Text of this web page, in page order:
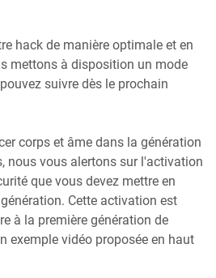
hack de manière optimale et en
mettons à disposition un mode
suivre dès le prochain
corps et âme dans la génération
nous vous alertons sur l'activation
que vous devez mettre en
Cette activation est
à la première génération de
exemple vidéo proposée en haut